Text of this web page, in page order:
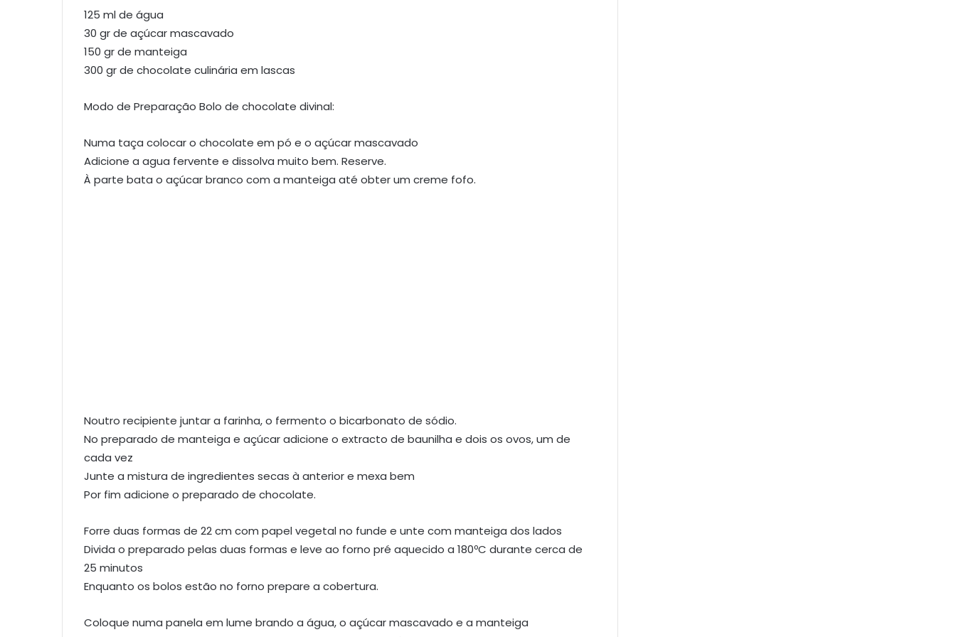
125 ml de água
30 gr de açúcar mascavado
150 gr de manteiga
300 gr de chocolate culinária em lascas
Modo de Preparação Bolo de chocolate divinal:
Numa taça colocar o chocolate em pó e o açúcar mascavado
Adicione a agua fervente e dissolva muito bem. Reserve.
À parte bata o açúcar branco com a manteiga até obter um creme fofo.
Noutro recipiente juntar a farinha, o fermento o bicarbonato de sódio.
No preparado de manteiga e açúcar adicione o extracto de baunilha e dois os ovos, um de
cada vez
Junte a mistura de ingredientes secas à anterior e mexa bem
Por fim adicione o preparado de chocolate.
Forre duas formas de 22 cm com papel vegetal no funde e unte com manteiga dos lados
Divida o preparado pelas duas formas e leve ao forno pré aquecido a 180ºC durante cerca de
25 minutos
Enquanto os bolos estão no forno prepare a cobertura.
Coloque numa panela em lume brando a água, o açúcar mascavado e a manteiga